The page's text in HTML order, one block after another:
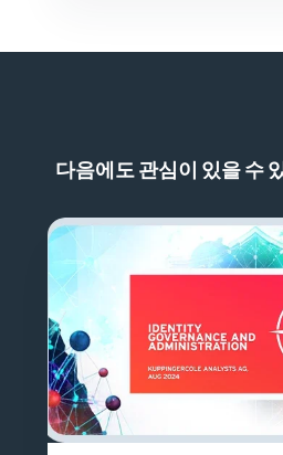
다음에도 관심이 있을 수